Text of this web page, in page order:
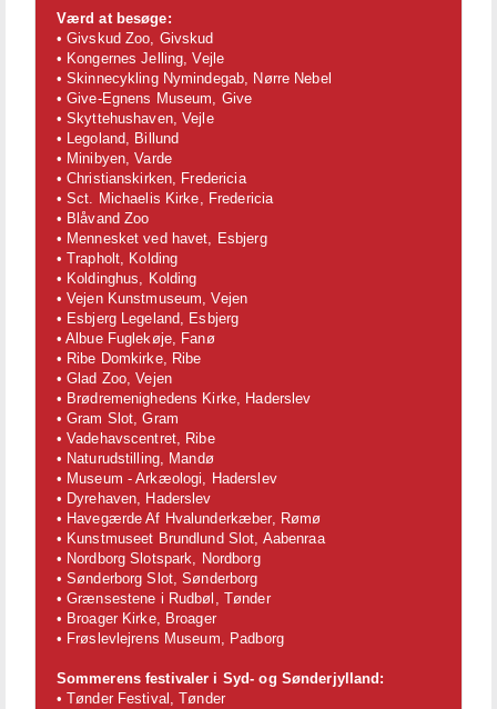
Værd at besøge:
• Givskud Zoo, Givskud
• Kongernes Jelling, Vejle
• Skinnecykling Nymindegab, Nørre Nebel
• Give-Egnens Museum, Give
• Skyttehushaven, Vejle
• Legoland, Billund
• Minibyen, Varde
• Christianskirken, Fredericia
• Sct. Michaelis Kirke, Fredericia
• Blåvand Zoo
• Mennesket ved havet, Esbjerg
• Trapholt, Kolding
• Koldinghus, Kolding
• Vejen Kunstmuseum, Vejen
• Esbjerg Legeland, Esbjerg
• Albue Fuglekøje, Fanø
• Ribe Domkirke, Ribe
• Glad Zoo, Vejen
• Brødremenighedens Kirke, Haderslev
• Gram Slot, Gram
• Vadehavscentret, Ribe
• Naturudstilling, Mandø
• Museum - Arkæologi, Haderslev
• Dyrehaven, Haderslev
• Havegærde Af Hvalunderkæber, Rømø
• Kunstmuseet Brundlund Slot, Aabenraa
• Nordborg Slotspark, Nordborg
• Sønderborg Slot, Sønderborg
• Grænsestene i Rudbøl, Tønder
• Broager Kirke, Broager
• Frøslevlejrens Museum, Padborg
Sommerens festivaler i Syd- og Sønderjylland:
• Tønder Festival, Tønder